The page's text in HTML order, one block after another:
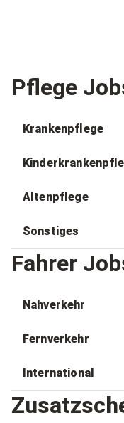
Pflege
Krankenpflege
Altenpflege
Sonstiges
Fahrer
Nahverkehr
Fernverkehr
International